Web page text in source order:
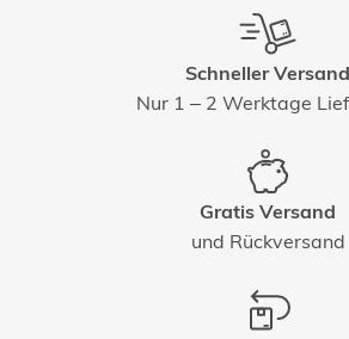
Schneller Versand
Nur 1 – 2 Werktage
Gratis Versand
und Rückversand